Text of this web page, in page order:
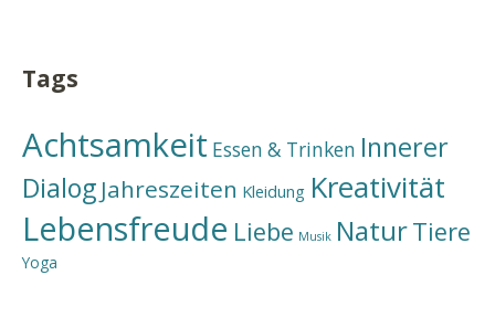
Tags
Achtsamkeit Essen & Trinken Innerer
Dialog Jahreszeiten Kleidung Kreativität
Lebensfreude Liebe Musik NaturTiere
Yoga